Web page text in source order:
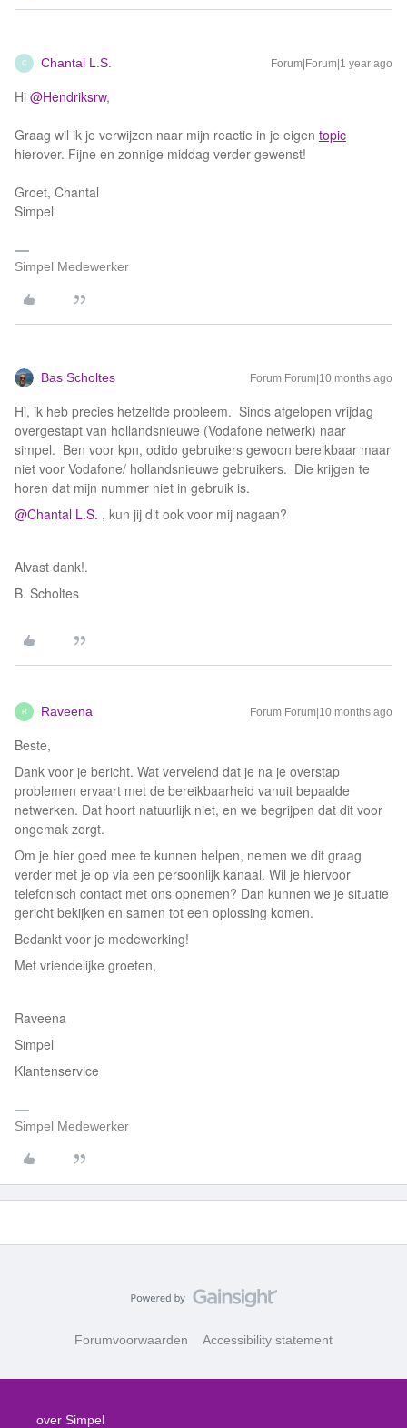
C Chantal L.S. Forum|Forum|1 year ago
Hi ​ @Hendriksrw,
Graag wil ik je verwijzen naar mijn reactie in je eigen topic
hierover. Fijne en zonnige middag verder gewenst!
Groet, Chantal
Simpel
Simpel Medewerker
Bas Scholtes Forum|Forum|10 months ago
Hi, ik heb precies hetzelfde probleem. Sinds afgelopen vrijdag
overgestapt van hollandsnieuwe (Vodafone netwerk) naar
simpel. Ben voor kpn, odido gebruikers gewoon bereikbaar maar
niet voor Vodafone/ hollandsnieuwe gebruikers. Die krijgen te
horen dat mijn nummer niet in gebruik is.
@Chantal L.S. , kun jij dit ook voor mij nagaan?
Alvast dank!.
B. Scholtes
R Raveena Forum|Forum|10 months ago
Beste,
Dank voor je bericht. Wat vervelend dat je na je overstap
problemen ervaart met de bereikbaarheid vanuit bepaalde
netwerken. Dat hoort natuurlijk niet, en we begrijpen dat dit voor
ongemak zorgt.
Om je hier goed mee te kunnen helpen, nemen we dit graag
verder met je op via een persoonlijk kanaal. Wil je hiervoor
telefonisch contact met ons opnemen? Dan kunnen we je situatie
gericht bekijken en samen tot een oplossing komen.
Bedankt voor je medewerking!
Met vriendelijke groeten,
Raveena
Simpel
Klantenservice
Simpel Medewerker
Forumvoorwaarden Accessibility statement
over Simpel